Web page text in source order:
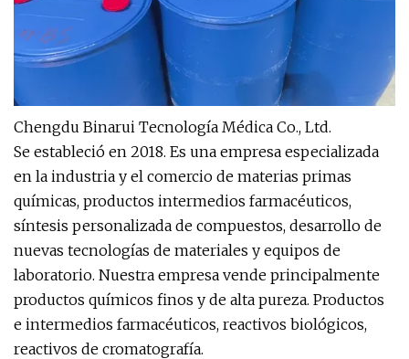
Chengdu Binarui Tecnología Médica Co., Ltd.
Se estableció en 2018. Es una empresa especializada
en la industria y el comercio de materias primas
químicas, productos intermedios farmacéuticos,
síntesis personalizada de compuestos, desarrollo de
nuevas tecnologías de materiales y equipos de
laboratorio. Nuestra empresa vende principalmente
productos químicos finos y de alta pureza. Productos
e intermedios farmacéuticos, reactivos biológicos,
reactivos de cromatografía.